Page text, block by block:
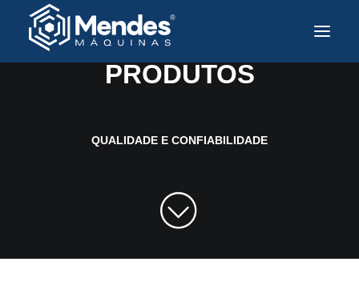
Produtos
Assistência Técnica
Mercados Atendidos
PARA TODAS AS INDÚSTRIAS
PRODUTOS
QUALIDADE E CONFIABILIDADE